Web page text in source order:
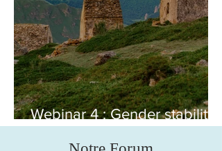
Webinar 4 : Gender stability
in Nakh-Daghestanian
languages